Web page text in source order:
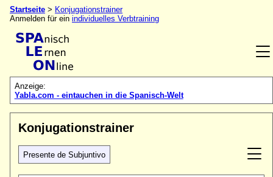
Startseite > Konjugationstrainer
Anmelden für ein individuelles Verbtraining
Anzeige:
Yabla.com - eintauchen in die Spanisch-Welt
Konjugationstrainer
Presente de Subjuntivo